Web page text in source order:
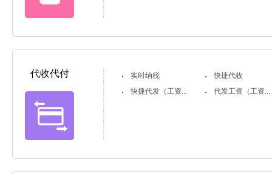
代收代付 实时纳税
快捷代收
快捷代发（工资...
代发工资（工资...